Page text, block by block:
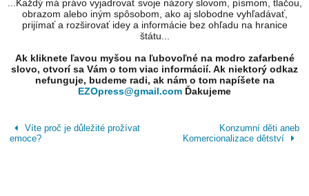
...Každý má právo vyjadrovať svoje názory slovom, písmom, tlačou,
obrazom alebo iným spôsobom, ako aj slobodne vyhľadávať,
prijímať a rozširovať idey a informácie bez ohľadu na hranice
štátu...
Ak kliknete ľavou myšou na ľubovoľné na modro zafarbené
slovo, otvorí sa Vám o tom viac informácií. Ak niektorý odkaz
nefunguje, budeme radi, ak nám o tom napíšete na
EZOpress@gmail.com Ďakujeme
Víte proč je důležité prožívat
emoce?
Konzumní děti aneb
Komercionalizace dětství